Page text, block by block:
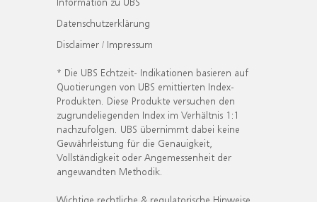
Datenschutzerklärung
Disclaimer / Impressum
* Die UBS Echtzeit- Indikationen basieren auf
Quotierungen von UBS emittierten Index-
Produkten. Diese Produkte versuchen den
zugrundeliegenden Index im Verhältnis 1:1
nachzufolgen. UBS übernimmt dabei keine
Gewährleistung für die Genauigkeit,
Vollständigkeit oder Angemessenheit der
angewandten Methodik.